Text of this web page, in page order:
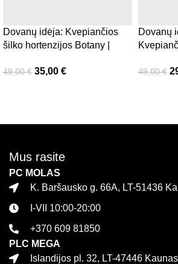
Dovanų idėja: Kvepiančios
šilko hortenzijos Botany |
49,00€ 35,00 €
Dovanų
49,00€
Mus rasite
PC MOLAS
K. Baršausko g. 66A, LT-51436
I-VII 10:00-20:00
+370 609 81850
PLC MEGA
Islandijos pl. 32, LT-47446 Kaunas